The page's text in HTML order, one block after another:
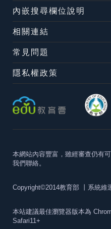
內嵌搜尋欄位說明
相關連結
常見問題
隱私權政策
本網站內容豐富，雖經審查仍有
我們聯絡。
Copyright©2014教育部 丨系統
本站建議最佳瀏覽器版本為
Safari11+